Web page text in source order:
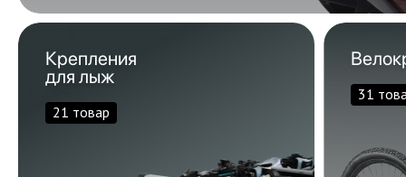
Крепления
для лыж
21 товар
31